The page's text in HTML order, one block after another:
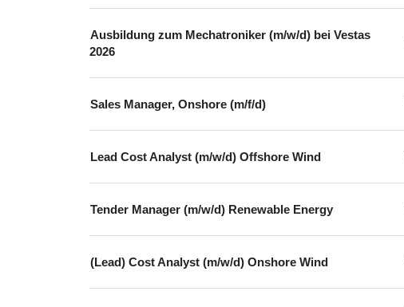
Ausbildung zum Mechatroniker (m/w/d) bei Vestas
2026
Sales Manager, Onshore (m/f/d)
Lead Cost Analyst (m/w/d) Offshore Wind
Tender Manager (m/w/d) Renewable Energy
(Lead) Cost Analyst (m/w/d) Onshore Wind